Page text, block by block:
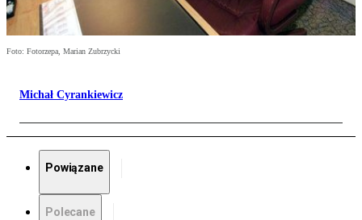
Foto: Fotorzepa, Marian Zubrzycki
Michał Cyrankiewicz
Powiązane
Polecane